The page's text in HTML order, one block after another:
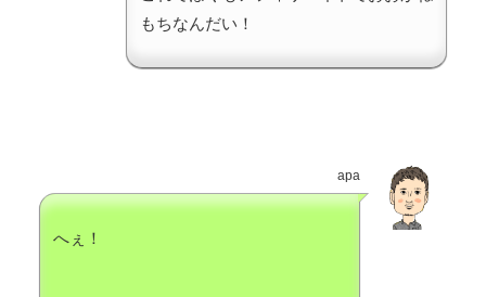
もちなんだい！
apa
へぇ！